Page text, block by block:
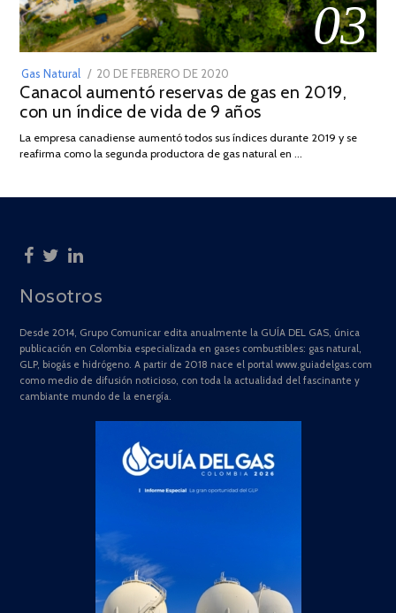
03
Gas Natural
POSTED
ON
20 DE FEBRERO DE 2020
DE
JULIO
2025
Canacol aumentó reservas de gas en 2019,
con un índice de vida de 9 años
La empresa canadiense aumentó todos sus índices durante 2019 y se
reafirma como la segunda productora de gas natural en …
Nosotros
Desde 2014, Grupo Comunicar edita anualmente la GUÍA DEL GAS, única
publicación en Colombia especializada en gases combustibles: gas natural,
GLP, biogás e hidrógeno. A partir de 2018 nace el portal www.guiadelgas.com
como medio de difusión noticioso, con toda la actualidad del fascinante y
cambiante mundo de la energía.